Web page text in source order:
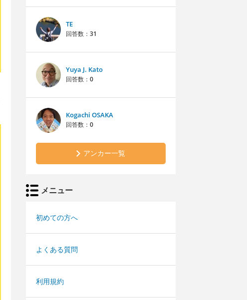
TE
回答数： 31
Yuya J. Kato
回答数： 0
Kogachi OSAKA
回答数： 0
アンカー一覧
メニュー
初めての方へ
よくある質問
利用規約